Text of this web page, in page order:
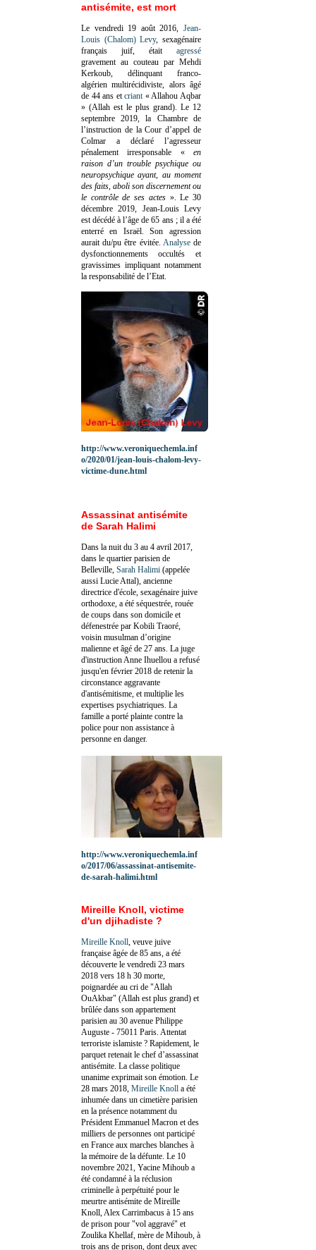
antisémite, est mort
Le vendredi 19 août 2016, Jean-
Louis (Chalom) Levy, sexagénaire
français juif, était agressé
gravement au couteau par Mehdi
Kerkoub, délinquant franco-
algérien multirécidiviste, alors âgé
de 44 ans etcriant « Allahou Aqbar
» (Allah est le plus grand). Le 12
septembre 2019, la Chambre de
l’instruction de la Cour d’appel de
Colmar a déclaré l’agresseur
pénalement irresponsable «en
raison d’un trouble psychique ou
neuropsychique ayant, au moment
des faits, aboli son discernement ou
le contrôle de ses actes». Le 30
décembre 2019, Jean-Louis Levy
est décédé à l’âge de 65 ans ; il a été
enterré en Israël. Son agression
aurait du/pu être évitée. Analysede
dysfonctionnements occultés et
gravissimes impliquant notamment
la responsabilité de l’Etat.
http://www.veroniquechemla.inf
o/2020/01/jean-louis-chalom-levy-
victime-dune.html
Assassinat antisémite
de Sarah Halimi
Dans la nuit du 3 au 4 avril 2017,
dans le quartier parisien de
Belleville, Sarah Halimi (appelée
aussi Lucie Attal), ancienne
directrice d'école, sexagénaire juive
orthodoxe, a été séquestrée, rouée
de coups dans son domicile et
défenestrée par Kobili Traoré,
voisin musulman d’origine
malienne et âgé de 27 ans. La juge
d'instruction Anne Ihuellou a refusé
jusqu'en février 2018 de retenir la
circonstance aggravante
d'antisémitisme, et multiplie les
expertises psychiatriques. La
famille a porté plainte contre la
police pour non assistance à
personne en danger.
http://www.veroniquechemla.inf
o/2017/06/assassinat-antisemite-
de-sarah-halimi.html
Mireille Knoll, victime
d'un djihadiste ?
Mireille Knoll , veuve juive
française âgée de 85 ans, a été
découverte le vendredi 23 mars
2018 vers 18 h 30 morte,
poignardée au cri de "Allah
OuAkbar" (Allah est plus grand) et
brûlée dans son appartement
parisien au 30 avenue Philippe
Auguste - 75011 Paris. Attentat
terroriste islamiste ? Rapidement, le
parquet retenait le chef d’assassinat
antisémite. La classe politique
unanime exprimait son émotion. Le
28 mars 2018, Mireille Knoll a été
inhumée dans un cimetière parisien
en la présence notamment du
Président Emmanuel Macron et des
milliers de personnes ont participé
en France aux marches blanches à
la mémoire de la défunte. Le 10
novembre 2021, Yacine Mihoub a
été condamné à la réclusion
criminelle à perpétuité pour le
meurtre antisémite de Mireille
Knoll, Alex Carrimbacus à 15 ans
de prison pour "vol aggravé" et
Zoulika Khellaf, mère de Mihoub, à
trois ans de prison, dont deux avec